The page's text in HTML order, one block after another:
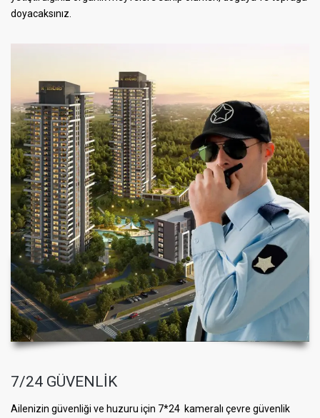
doyacaksınız.
7/24 GÜVENLİK
Ailenizin güvenliği ve huzuru için 7*24 kameralı çevre güvenlik